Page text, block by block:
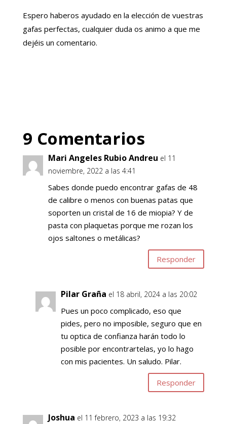
Espero haberos ayudado en la elección de vuestras
gafas perfectas, cualquier duda os animo a que me
dejéis un comentario.
9 Comentarios
Mari Angeles Rubio Andreu el 11
noviembre, 2022 a las 4:41
Sabes donde puedo encontrar gafas de 48
de calibre o menos con buenas patas que
soporten un cristal de 16 de miopia? Y de
pasta con plaquetas porque me rozan los
ojos saltones o metálicas?
Responder
Pilar Graña el 18 abril, 2024 a las 20:02
Pues un poco complicado, eso que
pides, pero no imposible, seguro que en
tu optica de confianza harán todo lo
posible por encontrartelas, yo lo hago
con mis pacientes. Un saludo. Pilar.
Responder
Joshua el 11 febrero, 2023 a las 19:32